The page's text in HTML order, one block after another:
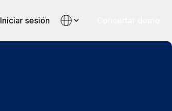
Iniciar sesión